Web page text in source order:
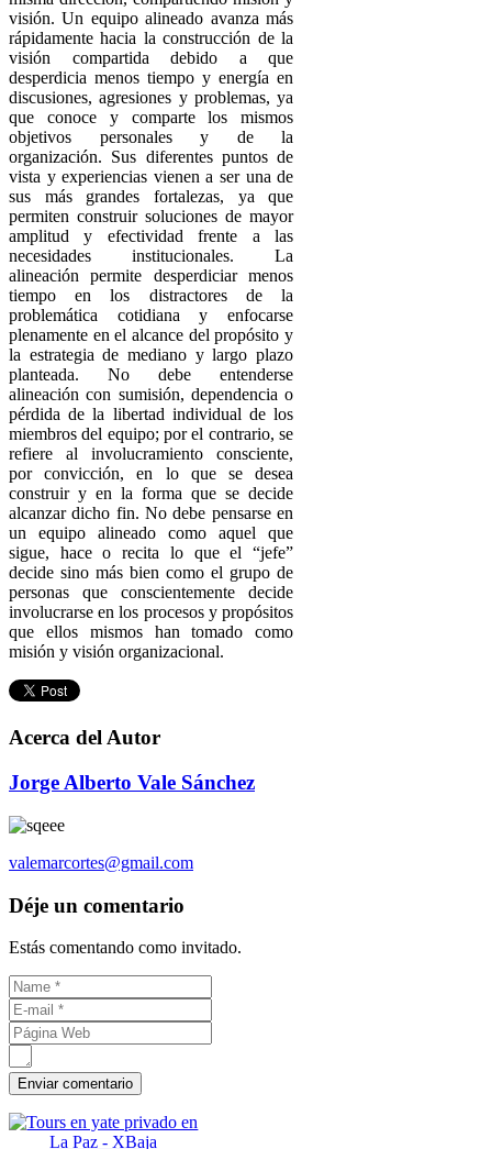
visión. Un equipo alineado avanza más
rápidamente hacia la construcción de la
visión compartida debido a que
desperdicia menos tiempo y energía en
discusiones, agresiones y problemas, ya
que conoce y comparte los mismos
objetivos personales y de la
organización. Sus diferentes puntos de
vista y experiencias vienen a ser una de
sus más grandes fortalezas, ya que
permiten construir soluciones de mayor
amplitud y efectividad frente a las
necesidades institucionales. La
alineación permite desperdiciar menos
tiempo en los distractores de la
problemática cotidiana y enfocarse
plenamente en el alcance del propósito y
la estrategia de mediano y largo plazo
planteada. No debe entenderse
alineación con sumisión, dependencia o
pérdida de la libertad individual de los
miembros del equipo; por el contrario, se
refiere al involucramiento consciente,
por convicción, en lo que se desea
construir y en la forma que se decide
alcanzar dicho fin. No debe pensarse en
un equipo alineado como aquel que
sigue, hace o recita lo que el “jefe”
decide sino más bien como el grupo de
personas que conscientemente decide
involucrarse en los procesos y propósitos
que ellos mismos han tomado como
misión y visión organizacional.
Acerca del Autor
Jorge Alberto Vale Sánchez
valemarcortes@gmail.com
Déje un comentario
Estás comentando como invitado.